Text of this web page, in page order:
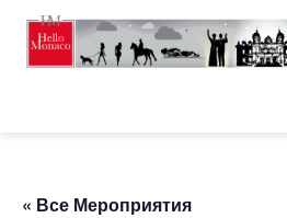
« Все Мероприятия